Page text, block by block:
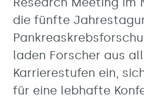
die fünfte
laden Forscher aus
Karrierestufen ein,
für eine lebhafte